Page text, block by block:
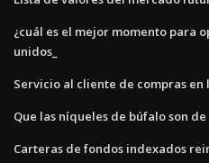
¿cuál es el mejor momento para
unidos_
Servicio al cliente de compras en
Que las níqueles de búfalo son
Carteras de fondos indexados